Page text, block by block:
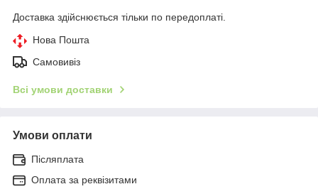
Доставка здійснюється тільки по передоплаті.
Нова Пошта
Самовивіз
Всі умови доставки
Умови оплати
Післяплата
Оплата за реквізитами